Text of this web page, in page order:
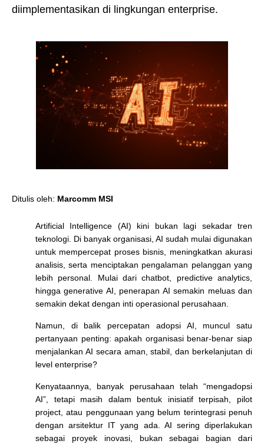
diimplementasikan di lingkungan enterprise.
Ditulis oleh: Marcomm MSI
Artificial Intelligence (AI) kini bukan lagi sekadar tren
teknologi. Di banyak organisasi, AI sudah mulai digunakan
untuk mempercepat proses bisnis, meningkatkan akurasi
analisis, serta menciptakan pengalaman pelanggan yang
lebih personal. Mulai dari chatbot, predictive analytics,
hingga generative AI, penerapan AI semakin meluas dan
semakin dekat dengan inti operasional perusahaan.
Namun, di balik percepatan adopsi AI, muncul satu
pertanyaan penting: apakah organisasi benar-benar siap
menjalankan AI secara aman, stabil, dan berkelanjutan di
level enterprise?
Kenyataannya, banyak perusahaan telah “mengadopsi
AI”, tetapi masih dalam bentuk inisiatif terpisah, pilot
project, atau penggunaan yang belum terintegrasi penuh
dengan arsitektur IT yang ada. AI sering diperlakukan
sebagai proyek inovasi, bukan sebagai bagian dari